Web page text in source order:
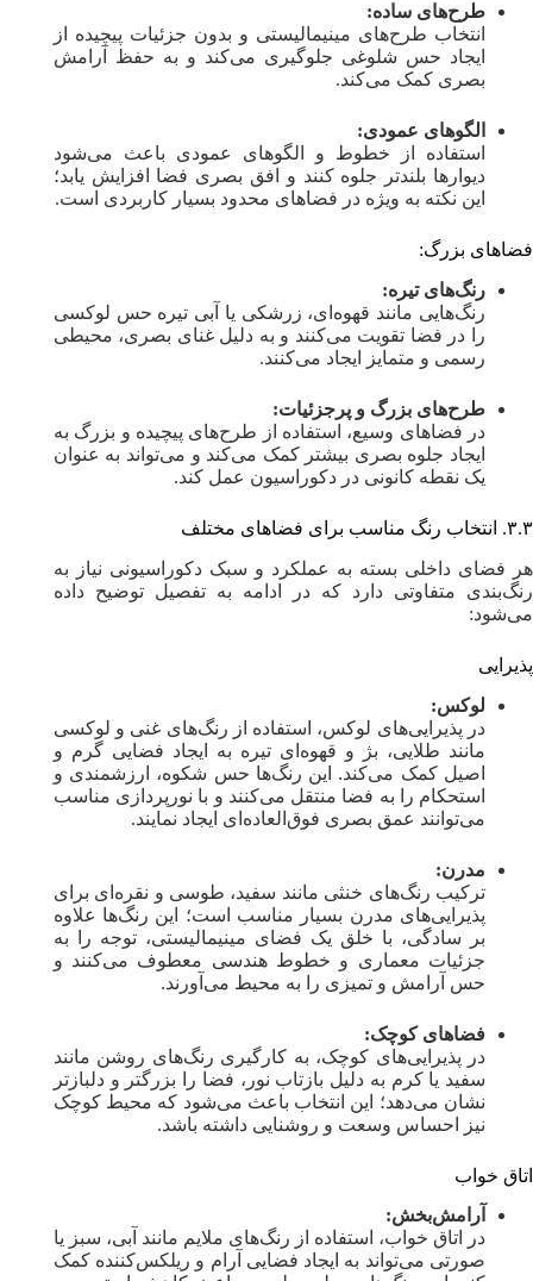
طرح‌های ساده:
انتخاب طرح‌های مینیمالیستی و بدون جزئیات پیچیده از
ایجاد حس شلوغی جلوگیری می‌کند و به حفظ آرامش
بصری کمک می‌کند.
الگوهای عمودی:
استفاده از خطوط و الگوهای عمودی باعث می‌شود
دیوارها بلندتر جلوه کنند و افق بصری فضا افزایش یابد؛
این نکته به ویژه در فضاهای محدود بسیار کاربردی است.
فضاهای بزرگ:
رنگ‌های تیره:
رنگ‌هایی مانند قهوه‌ای، زرشکی یا آبی تیره حس لوکسی
را در فضا تقویت می‌کنند و به دلیل غنای بصری، محیطی
رسمی و متمایز ایجاد می‌کنند.
طرح‌های بزرگ و پرجزئیات:
در فضاهای وسیع، استفاده از طرح‌های پیچیده و بزرگ به
ایجاد جلوه بصری بیشتر کمک می‌کند و می‌تواند به عنوان
یک نقطه کانونی در دکوراسیون عمل کند.
۳.۳. انتخاب رنگ مناسب برای فضاهای مختلف
هر فضای داخلی بسته به عملکرد و سبک دکوراسیونی نیاز به
رنگ‌بندی متفاوتی دارد که در ادامه به تفصیل توضیح داده
می‌شود:
پذیرایی
لوکس:
در پذیرایی‌های لوکس، استفاده از رنگ‌های غنی و لوکسی
مانند طلایی، بژ و قهوه‌ای تیره به ایجاد فضایی گرم و
اصیل کمک می‌کند. این رنگ‌ها حس شکوه، ارزشمندی و
استحکام را به فضا منتقل می‌کنند و با نورپردازی مناسب
می‌توانند عمق بصری فوق‌العاده‌ای ایجاد نمایند.
مدرن:
ترکیب رنگ‌های خنثی مانند سفید، طوسی و نقره‌ای برای
پذیرایی‌های مدرن بسیار مناسب است؛ این رنگ‌ها علاوه
بر سادگی، با خلق یک فضای مینیمالیستی، توجه را به
جزئیات معماری و خطوط هندسی معطوف می‌کنند و
حس آرامش و تمیزی را به محیط می‌آورند.
فضاهای کوچک:
در پذیرایی‌های کوچک، به کارگیری رنگ‌های روشن مانند
سفید یا کرم به دلیل بازتاب نور، فضا را بزرگتر و دلبازتر
نشان می‌دهد؛ این انتخاب باعث می‌شود که محیط کوچک
نیز احساس وسعت و روشنایی داشته باشد.
اتاق خواب
آرامش‌بخش:
در اتاق خواب، استفاده از رنگ‌های ملایم مانند آبی، سبز یا
صورتی می‌تواند به ایجاد فضایی آرام و ریلکس‌کننده کمک